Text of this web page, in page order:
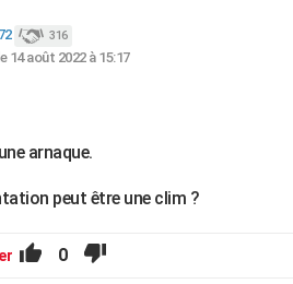
316
14 août 2022 à 15:17
arnaque.
peut être une clim ?
0